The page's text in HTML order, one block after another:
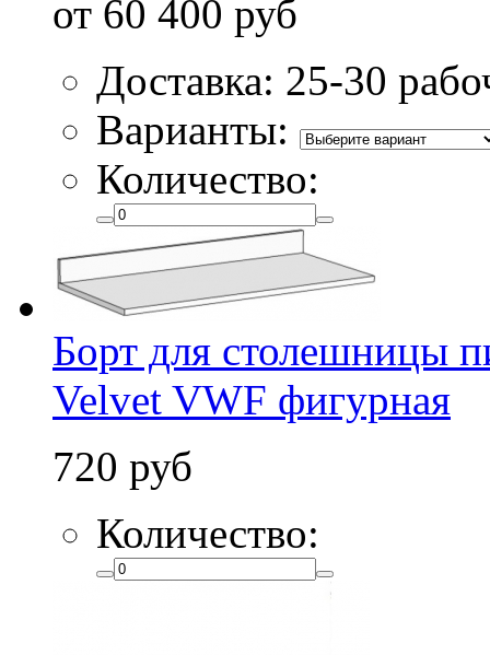
от 60 400 руб
Доставка: 25-30
Варианты:
Количество:
Борт для столешницы
Velvet VWF фигурная
720 руб
Количество: